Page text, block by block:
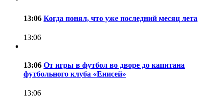
13:06 Когда понял, что уже последний месяц лета
13:06
13:06 От игры в футбол во дворе до капитана
футбольного клуба «Енисей»
13:06